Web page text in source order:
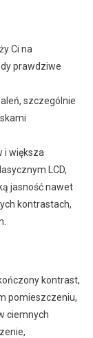
Ci na
prawdziwe
szczególnie
i większa
LCD,
jasność nawet
kontrastach,
kontrast,
pomieszczeniu,
ciemnych